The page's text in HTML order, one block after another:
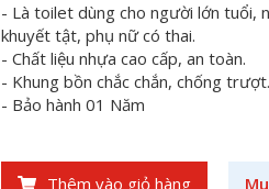
- Là toilet dùng cho người lớn tuổi,
khuyết tật, phụ nữ có thai.
- Chất liệu nhựa cao cấp, an toàn.
- Khung bồn chắc chắn, chống trượt.
- Bảo hành 01 Năm
Thêm vào giỏ hàng